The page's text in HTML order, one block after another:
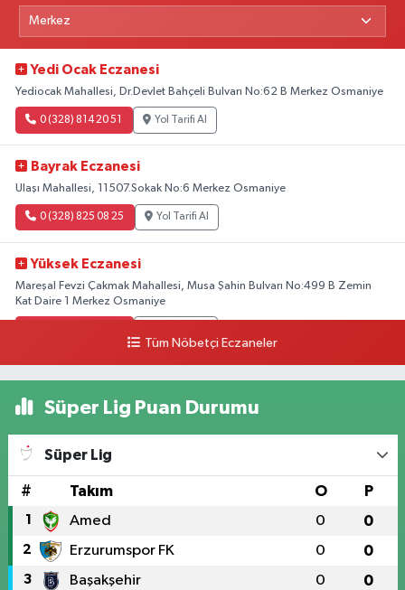
Yedi Ocak Eczanesi
Yediocak Mahallesi, Dr.Devlet Bahçeli Bulvarı No:62 B Merkez Osmaniye
0 (328) 814 20 51 Yol Tarifi Al
Bayrak Eczanesi
Ulaşı Mahallesi, 11507.Sokak No:6 Merkez Osmaniye
0 (328) 825 08 25 Yol Tarifi Al
Yüksek Eczanesi
Mareşal Fevzi Çakmak Mahallesi, Musa Şahin Bulvarı No:499 B Zemin
Kat Daire 1 Merkez Osmaniye
Tüm Nöbetçi Eczaneler
Süper Lig Puan Durumu
Süper Lig
# Takım O P
1 Amed 0 0
2 Erzurumspor FK 0 0
3 Başakşehir 0 0